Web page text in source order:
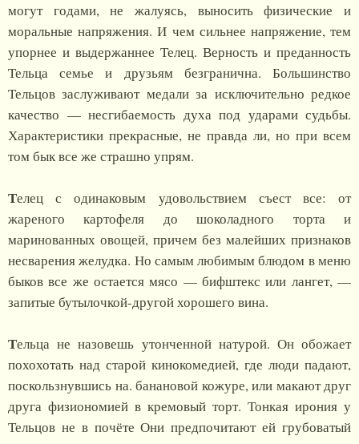
могут годами, не жалуясь, выносить физические и
моральные напряжения. И чем сильнее напряжение, тем
упорнее и выдержаннее Телец. Верность и преданность
Тельца семье и друзьям безгранична. Большинство
Тельцов заслуживают медали за исключительно редкое
качество — несгибаемость духа под ударами судьбы.
Характеристики прекрасные, не правда ли, но при всем
том бык все же страшно упрям.
Телец с одинаковым удовольствием съест все: от
жареного картофеля до шоколадного торта и
маринованных овощей, причем без малейших признаков
несварения желудка. Но самым любимым блюдом в меню
быков все же остается мясо — бифштекс или лангет, —
запитые бутылочкой-другой хорошего вина.
Тельца не назовешь утонченной натурой. Он обожает
похохотать над старой кинокомедией, где люди падают,
поскользнувшись на. банановой кожуре, или макают друг
друга физиономией в кремовый торт. Тонкая ирония у
Тельцов не в почёте Они предпочитают ей грубоватый